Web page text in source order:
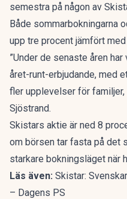
semestra på någon av
Både sommarbokningarna
upp tre procent jämfört
”Under de senaste åren
året-runt-erbjudande, med
fler upplevelser för familjer,
Sjöstrand.
Skistars aktie är ned 8
om börsen tar fasta på det
starkare bokningsläget när
Läs även: Skistar:
– Dagens PS